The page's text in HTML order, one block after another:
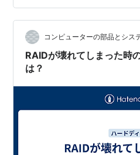
ロ）」：守り（信頼性）がゼ
実質1台分のデータ、でもす
しどちらか壊れたらおしまい
コンピューターの部品とシス
RAIDが壊れてしまった時
は？